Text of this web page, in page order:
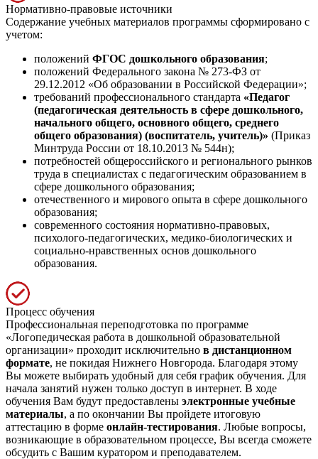
Нормативно-правовые источники
Содержание учебных материалов программы сформировано с
учетом:
положений ФГОС дошкольного образования;
положений Федерального закона № 273-ФЗ от
29.12.2012 «Об образовании в Российской Федерации»;
требований профессионального стандарта «Педагог
(педагогическая деятельность в сфере дошкольного,
начального общего, основного общего, среднего
общего образования) (воспитатель, учитель)» (Приказ
Минтруда России от 18.10.2013 № 544н);
потребностей общероссийского и регионального рынков
труда в специалистах с педагогическим образованием в
сфере дошкольного образования;
отечественного и мирового опыта в сфере дошкольного
образования;
современного состояния нормативно-правовых,
психолого-педагогических, медико-биологических и
социально-нравственных основ дошкольного
образования.
Процесс обучения
Профессиональная переподготовка по программе
«Логопедическая работа в дошкольной образовательной
организации» проходит исключительно в дистанционном
формате, не покидая Нижнего Новгорода. Благодаря этому
Вы можете выбирать удобный для себя график обучения. Для
начала занятий нужен только доступ в интернет. В ходе
обучения Вам будут предоставлены электронные учебные
материалы, а по окончании Вы пройдете итоговую
аттестацию в форме онлайн-тестирования. Любые вопросы,
возникающие в образовательном процессе, Вы всегда сможете
обсудить с Вашим куратором и преподавателем.